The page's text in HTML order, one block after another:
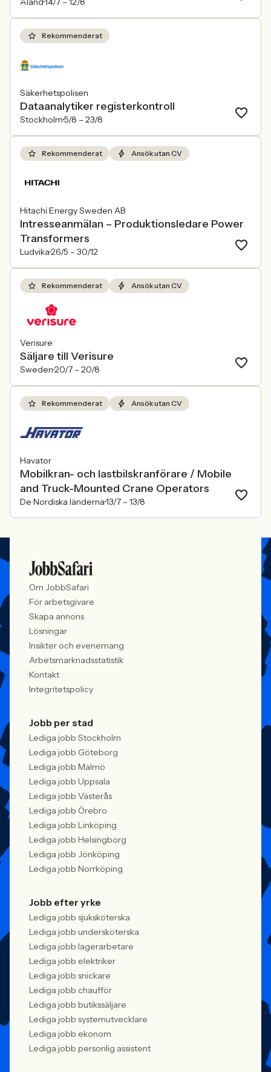
Rekommenderat
Säkerhetspolisen
Dataanalytiker registerkontroll
Stockholm5/8 – 23/8
Rekommenderat Ansök utan CV
Hitachi Energy Sweden AB
Intresseanmälan – Produktionsledare Power
Transformers
Ludvika26/5 – 30/12
Rekommenderat Ansök utan CV
Verisure
Säljare till Verisure
Sweden20/7 – 20/8
Rekommenderat Ansök utan CV
Havator
Mobilkran- och lastbilskranförare / Mobile
and Truck-Mounted Crane Operators
De Nordiska länderna13/7 – 13/8
Om JobbSafari
För arbetsgivare
Skapa annons
Lösningar
Insikter och evenemang
Arbetsmarknadsstatistik
Kontakt
Integritetspolicy
Jobb per stad
Lediga jobb Stockholm
Lediga jobb Göteborg
Lediga jobb Malmö
Lediga jobb Uppsala
Lediga jobb Västerås
Lediga jobb Örebro
Lediga jobb Linköping
Lediga jobb Helsingborg
Lediga jobb Jönköping
Lediga jobb Norrköping
Jobb efter yrke
Lediga jobb sjuksköterska
Lediga jobb undersköterska
Lediga jobb lagerarbetare
Lediga jobb elektriker
Lediga jobb snickare
Lediga jobb chaufför
Lediga jobb butikssäljare
Lediga jobb systemutvecklare
Lediga jobb ekonom
Lediga jobb personlig assistent